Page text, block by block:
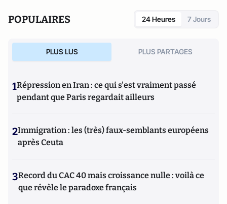
POPULAIRES 24 Heures 7 Jours
PLUS LUS PLUS PARTAGES
1Répression en Iran : ce qui s'est vraiment passé
pendant que Paris regardait ailleurs
2Immigration : les (très) faux-semblants européens
après Ceuta
3Record du CAC 40 mais croissance nulle : voilà ce
que révèle le paradoxe français